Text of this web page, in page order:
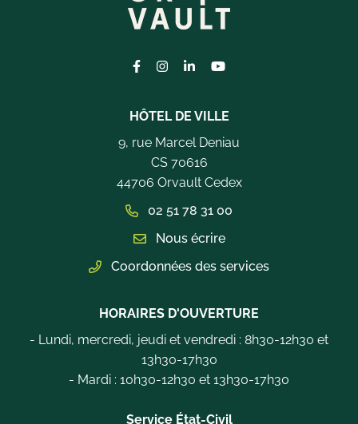
Lien vers le compte Facebook
Lien vers le compte Instagram
Lien vers le compte Linkedin
Lien vers la chaîne
HÔTEL DE VILLE
9, rue Marcel Deniau
CS 70616
44706 Orvault Cedex
02 51 78 31 00
Nous écrire
Coordonnées des services
HORAIRES D'OUVERTURE
- Lundi, mercredi, jeudi et vendredi : 8h30-12h30 et
13h30-17h30
- Mardi : 10h30-12h30 et 13h30-17h30
Service État-Civil